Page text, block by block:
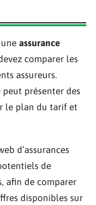
assurance
comparer les
assureurs.
présenter des
le plan du tarif et
d’assurances
de
afin de comparer
disponibles sur